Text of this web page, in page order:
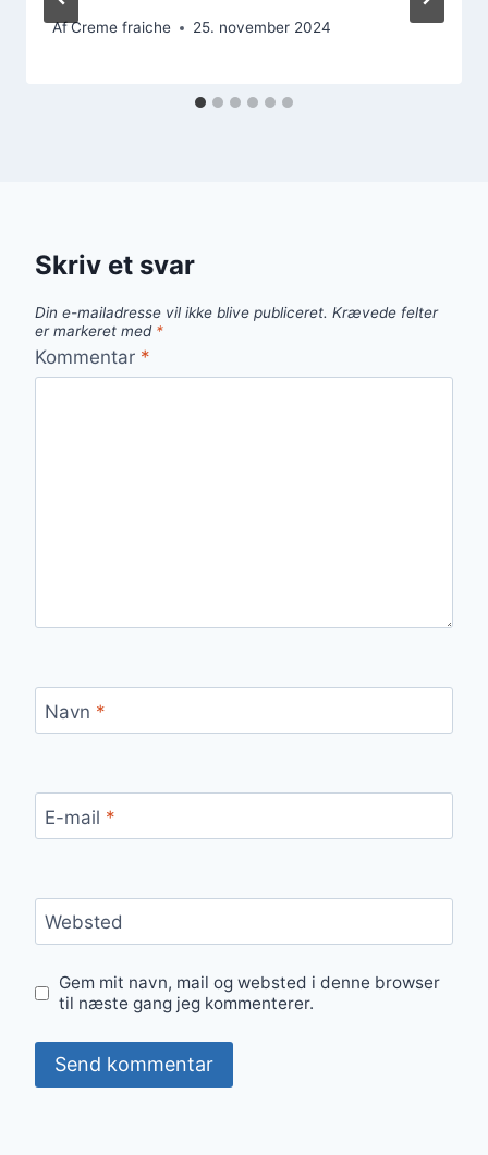
AfCreme fraiche 25. november 2024
Skriv et svar
Din e-mailadresse vil ikke blive publiceret. Krævede felter
er markeret med *
Kommentar *
Navn *
E-mail *
Websted
Gem mit navn, mail og websted i denne browser
til næste gang jeg kommenterer.